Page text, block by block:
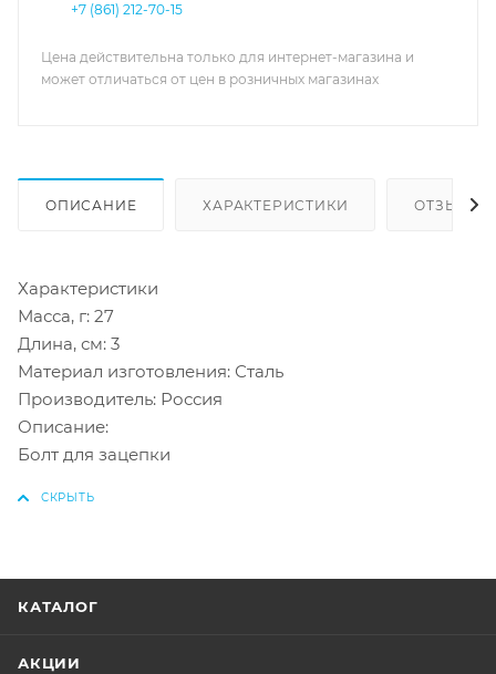
+7 (861) 212-70-15
Цена действительна только для интернет-магазина и
может отличаться от цен в розничных магазинах
ОПИСАНИЕ ХАРАКТЕРИСТИКИ ОТЗЫВЫ
Характеристики
Масса, г: 27
Длина, см: 3
Материал изготовления: Сталь
Производитель: Россия
Описание:
Болт для зацепки
КАТАЛОГ
АКЦИИ